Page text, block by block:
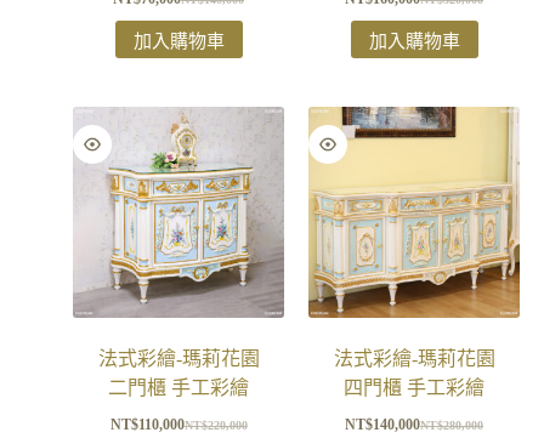
加入購物車 加入購物車
法式彩繪-瑪莉花園
二門櫃 手工彩繪
NT$220,000
NT$110,000
法式彩繪-瑪莉花園
四門櫃 手工彩繪
NT$280,000
NT$140,000